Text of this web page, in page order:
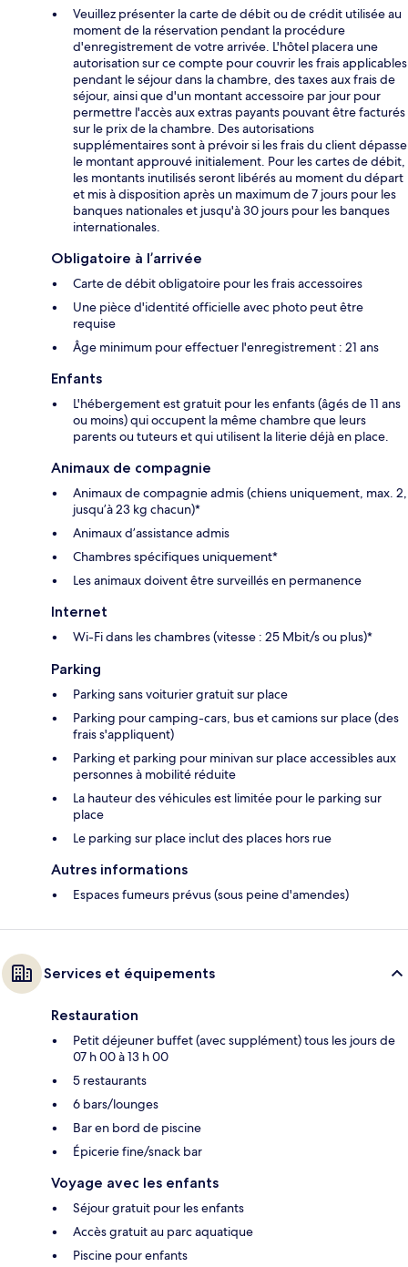
Veuillez présenter la carte de débit ou de crédit utilisée au
moment de la réservation pendant la procédure
d'enregistrement de votre arrivée. L'hôtel placera une
autorisation sur ce compte pour couvrir les frais applicables
pendant le séjour dans la chambre, des taxes aux frais de
séjour, ainsi que d'un montant accessoire par jour pour
permettre l'accès aux extras payants pouvant être facturés
sur le prix de la chambre. Des autorisations
supplémentaires sont à prévoir si les frais du client dépasse
le montant approuvé initialement. Pour les cartes de débit,
les montants inutilisés seront libérés au moment du départ
et mis à disposition après un maximum de 7 jours pour les
banques nationales et jusqu'à 30 jours pour les banques
internationales.
Obligatoire à l’arrivée
Carte de débit obligatoire pour les frais accessoires
Une pièce d'identité officielle avec photo peut être
requise
Âge minimum pour effectuer l'enregistrement : 21 ans
Enfants
L'hébergement est gratuit pour les enfants (âgés de 11 ans
ou moins) qui occupent la même chambre que leurs
parents ou tuteurs et qui utilisent la literie déjà en place.
Animaux de compagnie
Animaux de compagnie admis (chiens uniquement, max. 2,
jusqu’à 23 kg chacun)*
Animaux d’assistance admis
Chambres spécifiques uniquement*
Les animaux doivent être surveillés en permanence
Internet
Wi-Fi dans les chambres (vitesse : 25 Mbit/s ou plus)*
Parking
Parking sans voiturier gratuit sur place
Parking pour camping-cars, bus et camions sur place (des
frais s'appliquent)
Parking et parking pour minivan sur place accessibles aux
personnes à mobilité réduite
La hauteur des véhicules est limitée pour le parking sur
place
Le parking sur place inclut des places hors rue
Autres informations
Espaces fumeurs prévus (sous peine d'amendes)
Services et équipements
Restauration
Petit déjeuner buffet (avec supplément) tous les jours de
07 h 00 à 13 h 00
5 restaurants
6 bars/lounges
Bar en bord de piscine
Épicerie fine/snack bar
Voyage avec les enfants
Séjour gratuit pour les enfants
Accès gratuit au parc aquatique
Piscine pour enfants